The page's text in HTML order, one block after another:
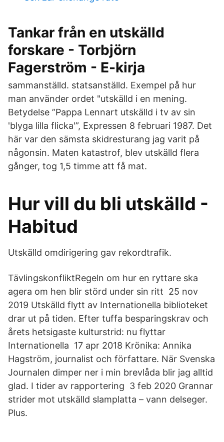
Tankar från en utskälld
forskare - Torbjörn
Fagerström - E-kirja
sammanställd. statsanställd. Exempel på hur
man använder ordet "utskälld i en mening.
Betydelse ”Pappa Lennart utskälld i tv av sin
'blyga lilla flicka'”, Expressen 8 februari 1987. Det
här var den sämsta skidresturang jag varit på
någonsin. Maten katastrof, blev utskälld flera
gånger, tog 1,5 timme att få mat.
Hur vill du bli utskälld -
Habitud
Utskälld omdirigering gav rekordtrafik.
TävlingskonfliktRegeln om hur en ryttare ska
agera om hen blir störd under sin ritt 25 nov
2019 Utskälld flytt av Internationella biblioteket
drar ut på tiden. Efter tuffa besparingskrav och
årets hetsigaste kulturstrid: nu flyttar
Internationella 17 apr 2018 Krönika: Annika
Hagström, journalist och författare. När Svenska
Journalen dimper ner i min brevlåda blir jag alltid
glad. I tider av rapportering 3 feb 2020 Grannar
strider mot utskälld slamplatta – vann delseger.
Plus.